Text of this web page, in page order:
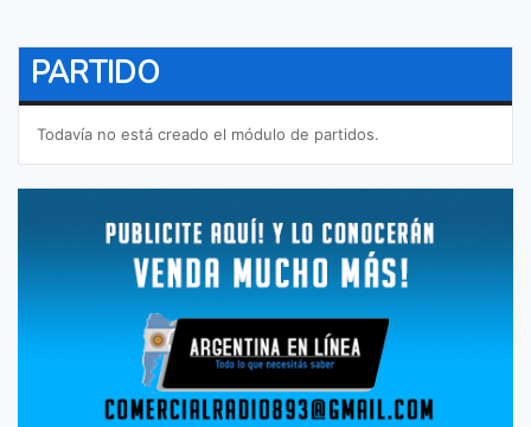
PARTIDO
Todavía no está creado el módulo de partidos.